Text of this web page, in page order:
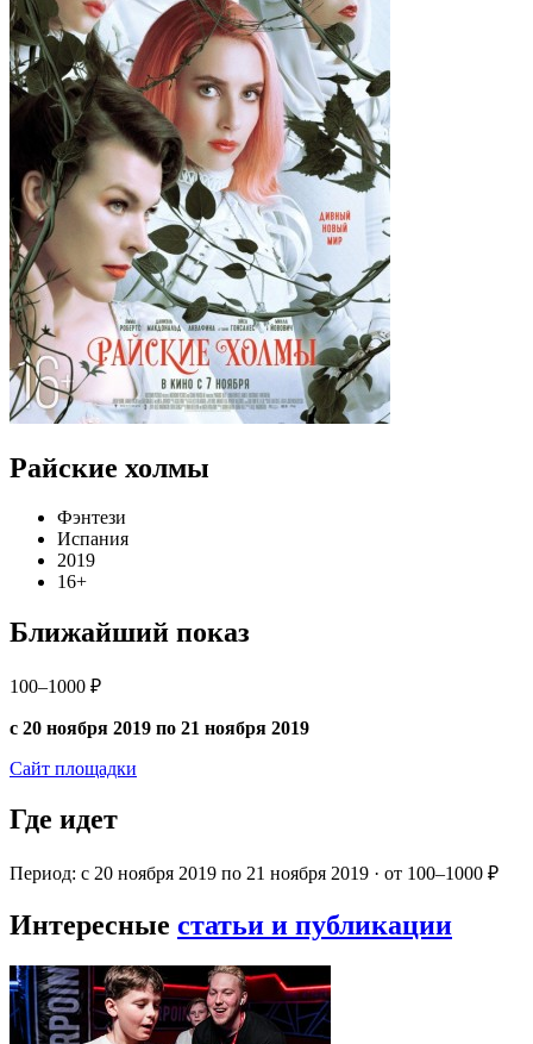
Райские холмы
Фэнтези
Испания
2019
16+
Ближайший показ
100–1000 ₽
с 20 ноября 2019 по 21 ноября 2019
Сайт площадки
Где идет
Период: с 20 ноября 2019 по 21 ноября 2019 · от 100–1000 ₽
Интересные статьи и публикации